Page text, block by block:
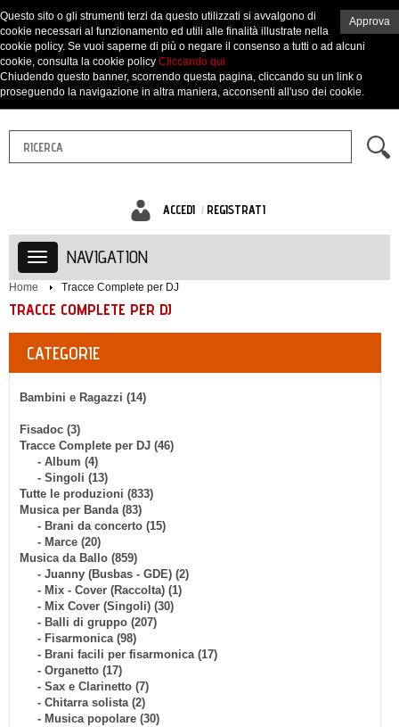
ACCEDI REGISTRATI
NAVIGATION
Home Tracce Complete per DJ
TRACCE COMPLETE PER DJ
CATEGORIE
Bambini e Ragazzi (14)
Fisadoc (3)
Tracce Complete per DJ (46)
- Album (4)
- Singoli (13)
Tutte le produzioni (833)
Musica per Banda (83)
- Brani da concerto (15)
- Marce (20)
Musica da Ballo (859)
- Juanny (Busbas - GDE) (2)
- Mix - Cover (Raccolta) (1)
- Mix Cover (Singoli) (30)
- Balli di gruppo (207)
- Fisarmonica (98)
- Brani facili per fisarmonica (17)
- Organetto (17)
- Sax e Clarinetto (7)
- Chitarra solista (2)
- Musica popolare (30)
Approva
Questo sito o gli strumenti terzi da questo utilizzati si avvalgono di
cookie necessari al funzionamento ed utili alle finalità illustrate nella
cookie policy. Se vuoi saperne di più o negare il consenso a tutti o ad alcuni
cookie, consulta la cookie policy Cliccando qui
Chiudendo questo banner, scorrendo questa pagina, cliccando su un link o
proseguendo la navigazione in altra maniera, acconsenti all'uso dei cookie.